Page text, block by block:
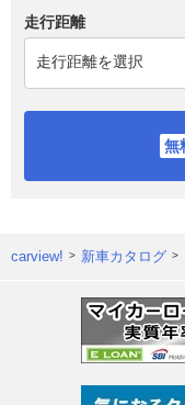
走行距離
carview! 新車カタログ